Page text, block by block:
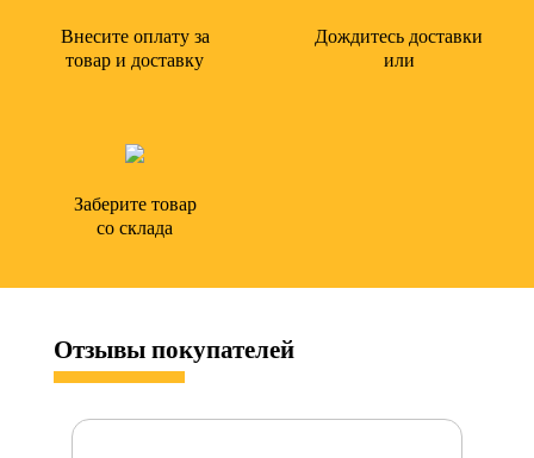
Внесите оплату за
товар и доставку
Дождитесь доставки
или
Заберите товар
со склада
Отзывы покупателей